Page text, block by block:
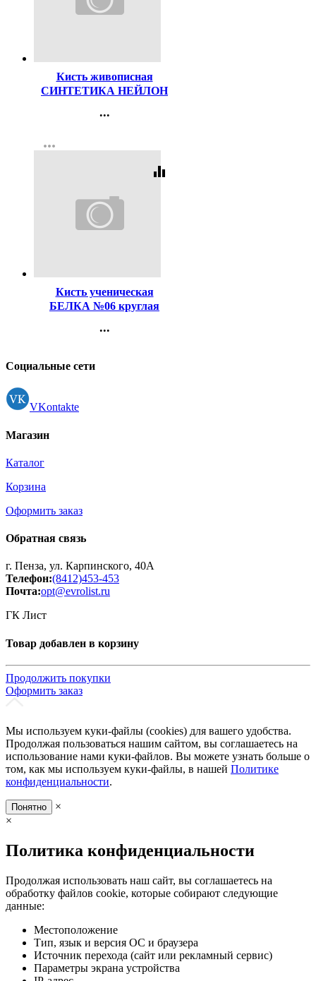
Кисть живописная
СИНТЕТИКА НЕЙЛОН
...
Регистрация
more_horiz
equalizer
Кисть ученическая
БЕЛКА №06 круглая
...
Регистрация
Социальные сети
VKontakte
Магазин
Каталог
Корзина
Оформить заказ
Обратная связь
г. Пенза, ул. Карпинского, 40А
Телефон:(8412)453-453
Почта:opt@evrolist.ru
ГК Лист
Товар добавлен в корзину
Продолжить покупки
Оформить заказ
Мы используем куки-файлы (cookies) для вашего удобства.
Продолжая пользоваться нашим сайтом, вы соглашаетесь на
использование нами куки-файлов. Вы можете узнать больше о
том, как мы используем куки-файлы, в нашей Политике
конфиденциальности.
Понятно
×
×
Политика конфиденциальности
Продолжая использовать наш сайт, вы соглашаетесь на
обработку файлов cookie, которые собирают следующие
данные:
Местоположение
Тип, язык и версия ОС и браузера
Источник перехода (сайт или рекламный сервис)
Параметры экрана устройства